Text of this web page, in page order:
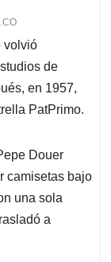
volvió
de
en 1957,
PatPrimo.
Douer
camisetas bajo
una sola
a